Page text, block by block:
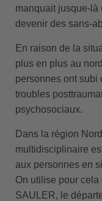
manquait jusque-là
devenir des sans-
En raison de la
plus en plus au
personnes ont subi
troubles
psychosociaux.
Dans la région
multidisciplinaire
aux personnes en
On utilise pour
SAULER, le